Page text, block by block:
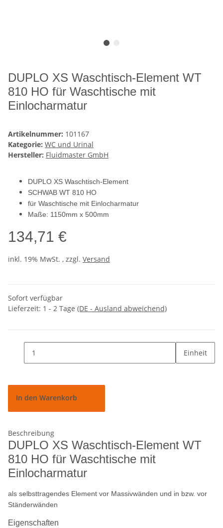
DUPLO XS Waschtisch-Element WT
810 HO für Waschtische mit
Einlocharmatur
Artikelnummer: 101167
Kategorie: WC und Urinal
Hersteller: Fluidmaster GmbH
DUPLO XS Waschtisch-Element
SCHWAB WT 810 HO
für Waschtische mit Einlocharmatur
Maße: 1150mm x 500mm
134,71 €
inkl. 19% MwSt. , zzgl. Versand
Sofort verfügbar
Lieferzeit: 1 - 2 Tage (DE - Ausland abweichend)
Einheit
In den Warenkorb
Beschreibung
DUPLO XS Waschtisch-Element WT
810 HO für Waschtische mit
Einlocharmatur
als selbsttragendes Element vor Massivwänden und in bzw. vor
Ständerwänden
Eigenschaften